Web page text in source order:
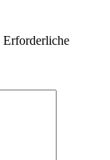
Erforderliche